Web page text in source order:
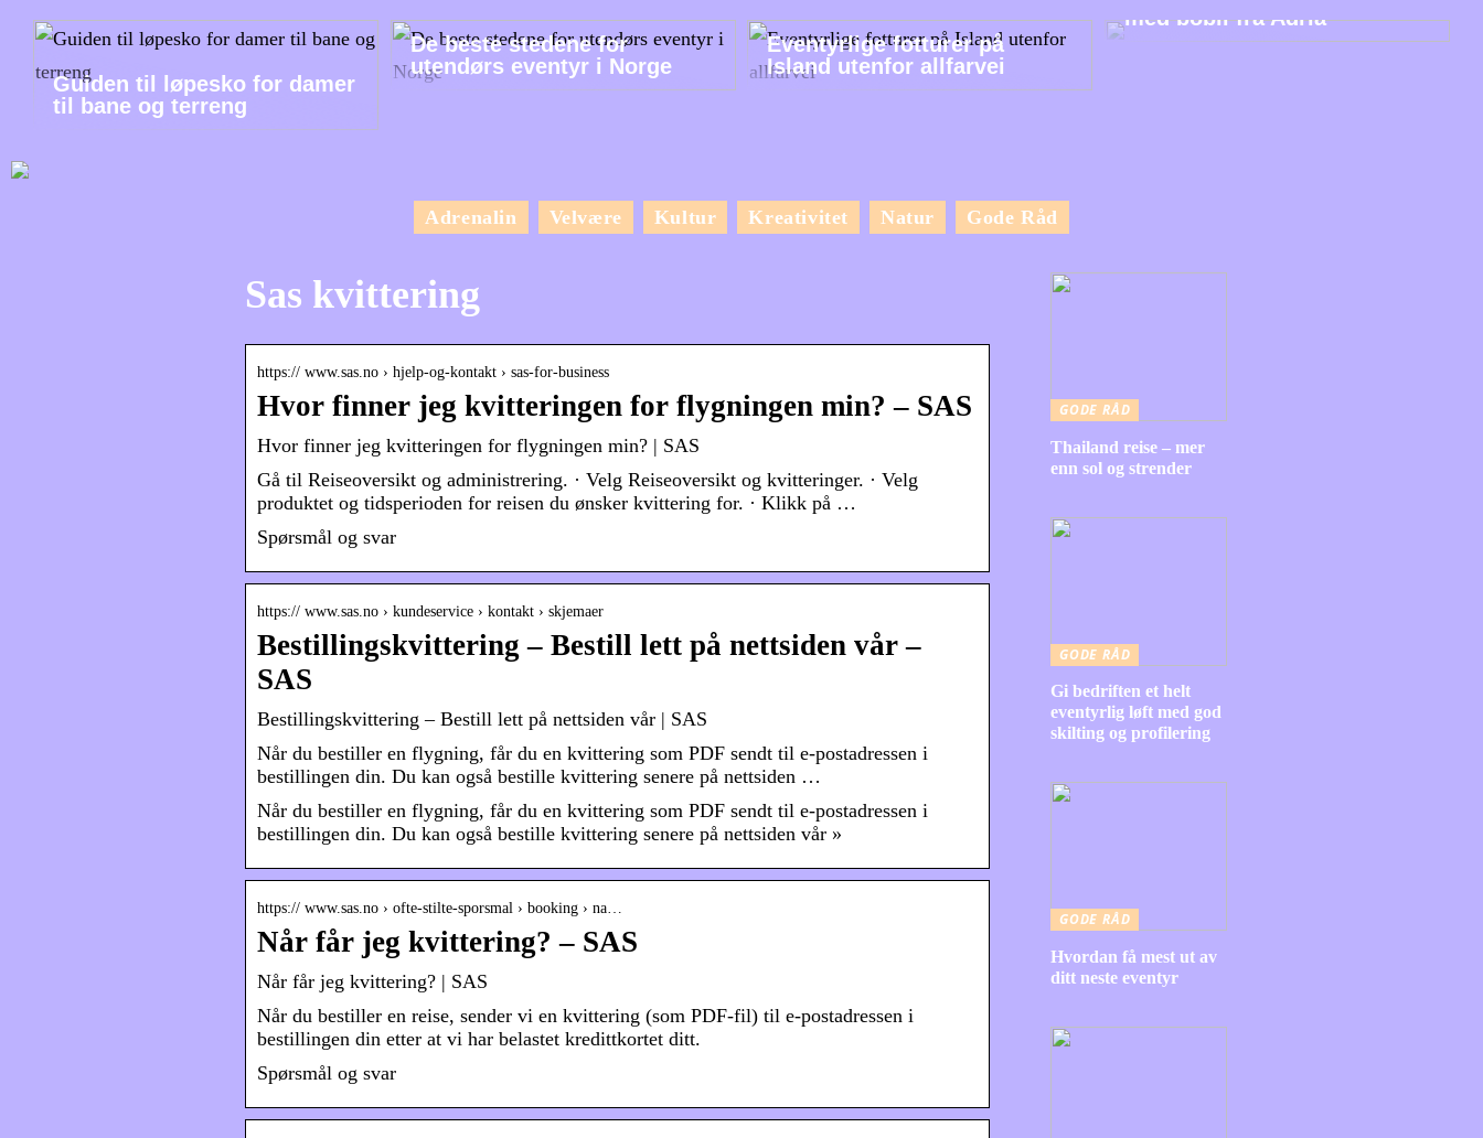
Guiden til løpesko for damer
til bane og terreng
De beste stedene for
utendørs eventyr i Norge
Eventyrlige fotturer på
Island utenfor allfarvei
med bobil fra Adria
Adrenalin Velvære Kultur Kreativitet Natur Gode Råd
Sas kvittering
https:// www.sas.no › hjelp-og-kontakt › sas-for-business
Hvor finner jeg kvitteringen for flygningen min? – SAS
Hvor finner jeg kvitteringen for flygningen min? | SAS
Gå til Reiseoversikt og administrering. · Velg Reiseoversikt og kvitteringer. · Velg
produktet og tidsperioden for reisen du ønsker kvittering for. · Klikk på …
Spørsmål og svar
https:// www.sas.no › kundeservice › kontakt › skjemaer
Bestillingskvittering – Bestill lett på nettsiden vår –
SAS
Bestillingskvittering – Bestill lett på nettsiden vår | SAS
Når du bestiller en flygning, får du en kvittering som PDF sendt til e-postadressen i
bestillingen din. Du kan også bestille kvittering senere på nettsiden …
Når du bestiller en flygning, får du en kvittering som PDF sendt til e-postadressen i
bestillingen din. Du kan også bestille kvittering senere på nettsiden vår »
https:// www.sas.no › ofte-stilte-sporsmal › booking › na…
Når får jeg kvittering? – SAS
Når får jeg kvittering? | SAS
Når du bestiller en reise, sender vi en kvittering (som PDF-fil) til e-postadressen i
bestillingen din etter at vi har belastet kredittkortet ditt.
Spørsmål og svar
GODE RÅD
Thailand reise – mer
enn sol og strender
GODE RÅD
Gi bedriften et helt
eventyrlig løft med god
skilting og profilering
GODE RÅD
Hvordan få mest ut av
ditt neste eventyr